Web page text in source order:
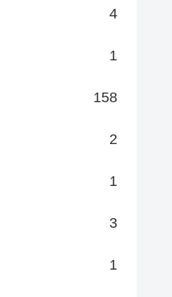
4
1
158
2
1
3
1